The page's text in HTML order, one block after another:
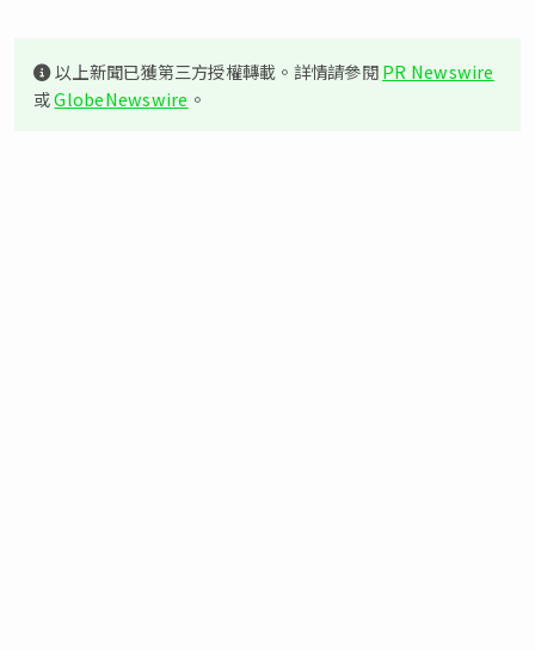
以上新聞已獲第三方授權轉載。詳情請參閱PR Newswire
或GlobeNewswire 。